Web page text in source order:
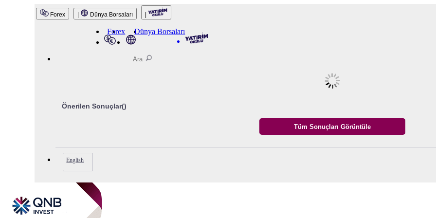
QNB Invest
Forex Dünya Borsaları
Forex Dünya Borsaları
Önerilen Sonuçlar()
English